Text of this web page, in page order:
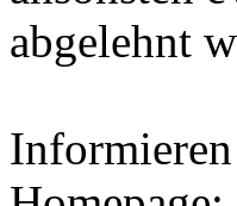
abgelehnt
Informieren